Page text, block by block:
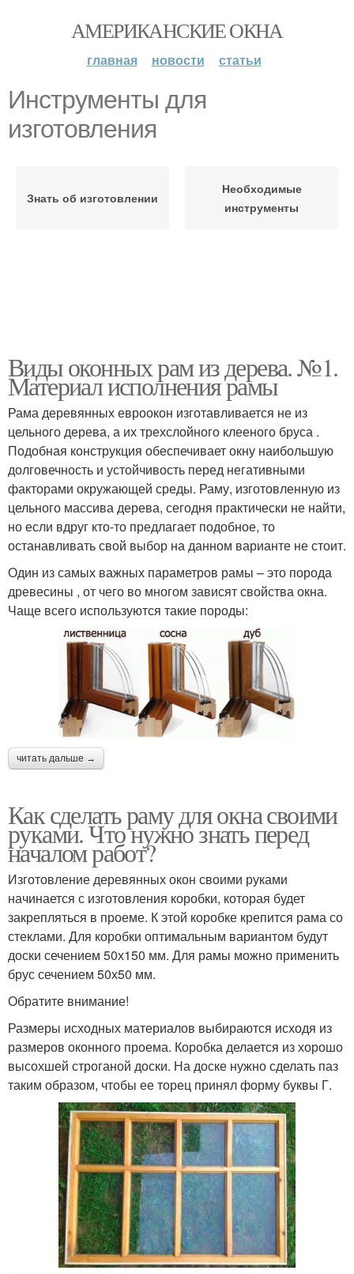
АМЕРИКАНСКИЕ ОКНА
главная новости статьи
Инструменты для
изготовления
Знать об изготовлении
Необходимые
инструменты
Виды оконных рам из дерева. №1.
Материал исполнения рамы
Рама деревянных евроокон изготавливается не из
цельного дерева, а их трехслойного клееного бруса .
Подобная конструкция обеспечивает окну наибольшую
долговечность и устойчивость перед негативными
факторами окружающей среды. Раму, изготовленную из
цельного массива дерева, сегодня практически не найти,
но если вдруг кто-то предлагает подобное, то
останавливать свой выбор на данном варианте не стоит.
Один из самых важных параметров рамы – это порода
древесины , от чего во многом зависят свойства окна.
Чаще всего используются такие породы:
читать дальше →
Как сделать раму для окна своими
руками. Что нужно знать перед
началом работ?
Изготовление деревянных окон своими руками
начинается с изготовления коробки, которая будет
закрепляться в проеме. К этой коробке крепится рама со
стеклами. Для коробки оптимальным вариантом будут
доски сечением 50х150 мм. Для рамы можно применить
брус сечением 50х50 мм.
Обратите внимание!
Размеры исходных материалов выбираются исходя из
размеров оконного проема. Коробка делается из хорошо
высохшей строганой доски. На доске нужно сделать паз
таким образом, чтобы ее торец принял форму буквы Г.